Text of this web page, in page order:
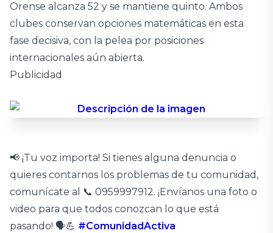
Orense alcanza 52 y se mantiene quinto. Ambos
clubes conservan opciones matemáticas en esta
fase decisiva, con la pelea por posiciones
internacionales aún abierta.
Publicidad
📢 ¡Tu voz importa! Si tienes alguna denuncia o
quieres contarnos los problemas de tu comunidad,
comunícate al 📞 0959997912. ¡Envíanos una foto o
video para que todos conozcan lo que está
pasando! 🗣️💪 #ComunidadActiva